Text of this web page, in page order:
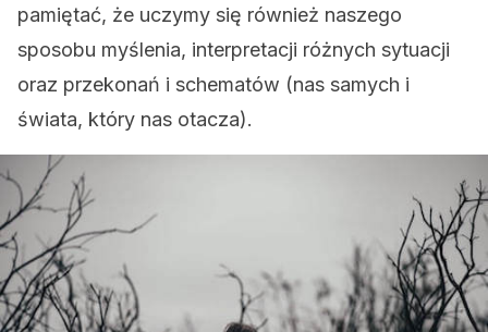
pamiętać, że uczymy się również naszego
sposobu myślenia, interpretacji różnych sytuacji
oraz przekonań i schematów (nas samych i
świata, który nas otacza).